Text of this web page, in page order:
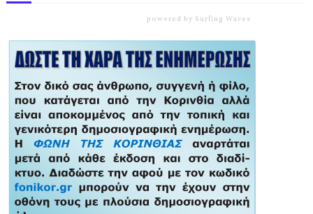
powered by Surfing Waves